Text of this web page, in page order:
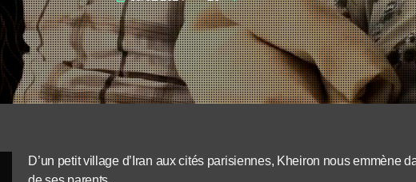
D’un petit village d’Iran aux cités parisiennes, Kheiron nous emmène